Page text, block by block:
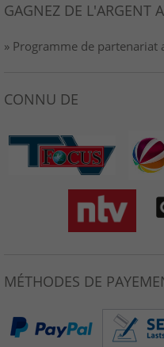
GAGNEZ DE L'ARGENT
» Programme de partenariat
CONNU DE
MÉTHODES DE